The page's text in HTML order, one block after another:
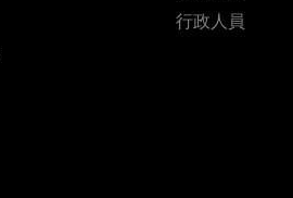
行政人員